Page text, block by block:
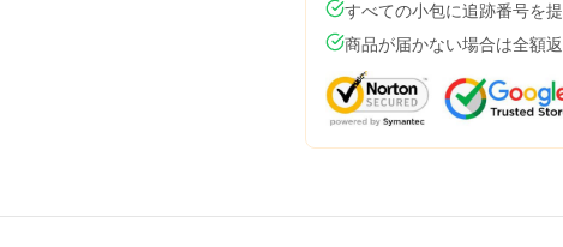
すべての小包に追跡番号を
商品が届かない場合は全額